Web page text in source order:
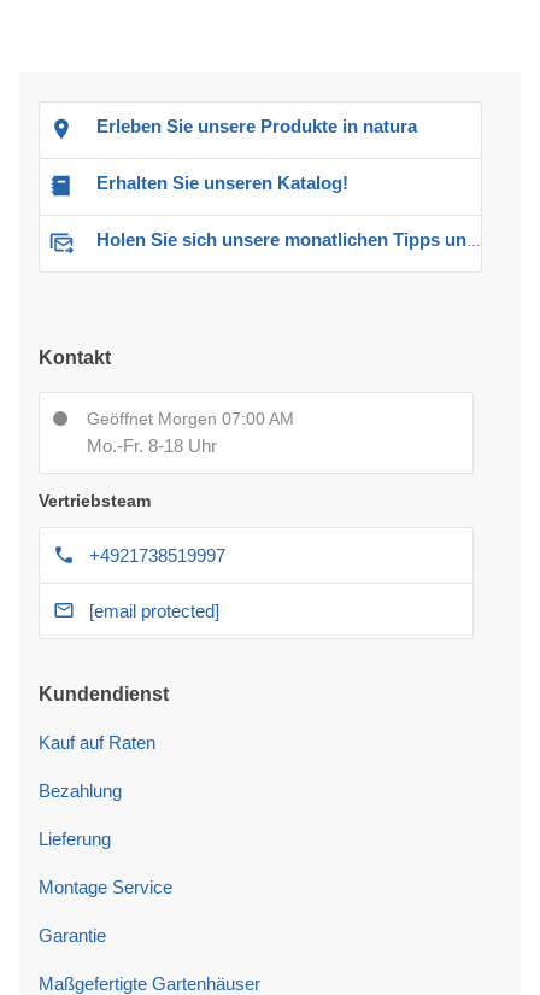
Erleben Sie unsere Produkte in natura
Erhalten Sie unseren Katalog!
Holen Sie sich unsere monatlichen Tipps und Angebote
Kontakt
Geöffnet Morgen 07:00 AM
Mo.-Fr. 8-18 Uhr
Vertriebsteam
+4921738519997
[email protected]
Kundendienst
Kauf auf Raten
Bezahlung
Lieferung
Montage Service
Garantie
Maßgefertigte Gartenhäuser